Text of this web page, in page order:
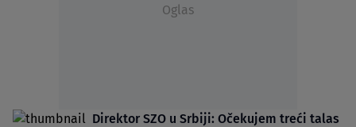
Oglas
Direktor SZO u Srbiji: Očekujem treći talas